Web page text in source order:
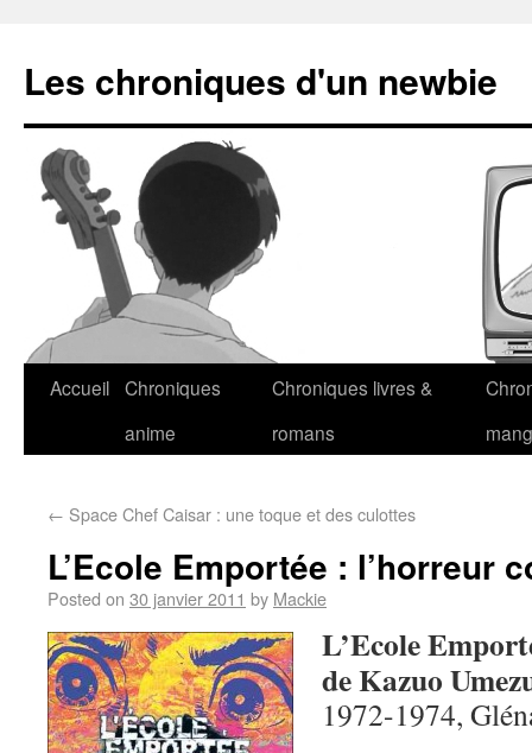
Les chroniques d'un newbie
Accueil Chroniques
anime
Chroniques livres &
romans
← Space Chef Caisar : une toque et des culottes
L’Ecole Emportée : l’horreur
Posted on 30 janvier 2011 by Mackie
L’Ecole
de Kazuo
1972-1974,